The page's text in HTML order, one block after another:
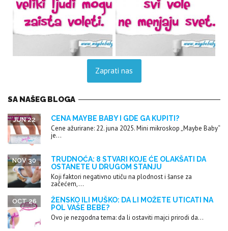
Zaprati nas
SA NAŠEG BLOGA
CENA MAYBE BABY I GDE GA KUPITI?
JUN 22
Cene ažurirane: 22. juna 2025. Mini mikroskop „Maybe Baby“
je...
TRUDNOĆA: 8 STVARI KOJE ĆE OLAKŠATI DA
OSTANETE U DRUGOM STANJU
NOV 30
Koji faktori negativno utiču na plodnost i šanse za
začećem,...
ŽENSKO ILI MUŠKO: DA LI MOŽETE UTICATI NA
POL VAŠE BEBE?
OCT 26
Ovo je nezgodna tema: da li ostaviti majci prirodi da...